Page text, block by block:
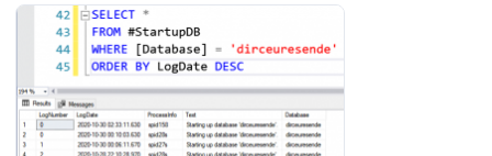
24
27
28
29
WHILE(@Contador <
BEGIN
INSERT INTO #StartupDB (LogDate,